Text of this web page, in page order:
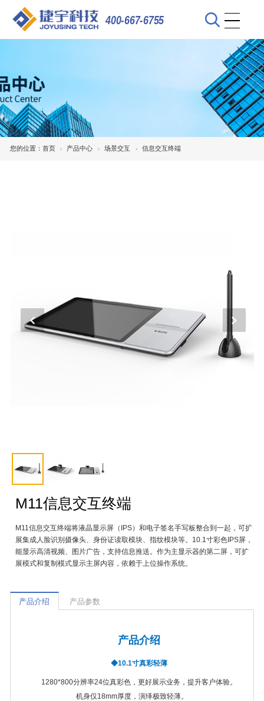
400-667-6755
您的位置： 首页 产品中心 场景交互 信息交互终端
M11信息交互终端
M11信息交互终端将液晶显示屏（IPS）和电子签名手写板整合到一起，可扩
展集成人脸识别摄像头、身份证读取模块、指纹模块等。10.1寸彩色IPS屏，
能显示高清视频、图片广告，支持信息推送。作为主显示器的第二屏，可扩
展模式和复制模式显示主屏内容，依赖于上位操作系统。
产品介绍 产品参数
产品介绍
◆10.1寸真彩轻薄
1280*800分辨率24位真彩色，更好展示业务，提升客户体验。
机身仅18mm厚度，演绎极致轻薄。